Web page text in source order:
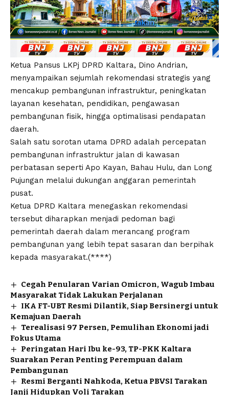
Ketua Pansus LKPj DPRD Kaltara, Dino Andrian,
menyampaikan sejumlah rekomendasi strategis yang
mencakup pembangunan infrastruktur, peningkatan
layanan kesehatan, pendidikan, pengawasan
pembangunan fisik, hingga optimalisasi pendapatan
daerah.
Salah satu sorotan utama DPRD adalah percepatan
pembangunan infrastruktur jalan di kawasan
perbatasan seperti Apo Kayan, Bahau Hulu, dan Long
Pujungan melalui dukungan anggaran pemerintah
pusat.
Ketua DPRD Kaltara menegaskan rekomendasi
tersebut diharapkan menjadi pedoman bagi
pemerintah daerah dalam merancang program
pembangunan yang lebih tepat sasaran dan berpihak
kepada masyarakat.(****)
Cegah Penularan Varian Omicron, Wagub Imbau
Masyarakat Tidak Lakukan Perjalanan
IKA FT-UBT Resmi Dilantik, Siap Bersinergi untuk
Kemajuan Daerah
Terealisasi 97 Persen, Pemulihan Ekonomi jadi
Fokus Utama
Peringatan Hari Ibu ke-93, TP-PKK Kaltara
Suarakan Peran Penting Perempuan dalam
Pembangunan
Resmi Berganti Nahkoda, Ketua PBVSI Tarakan
Janji Hidupkan Voli Tarakan